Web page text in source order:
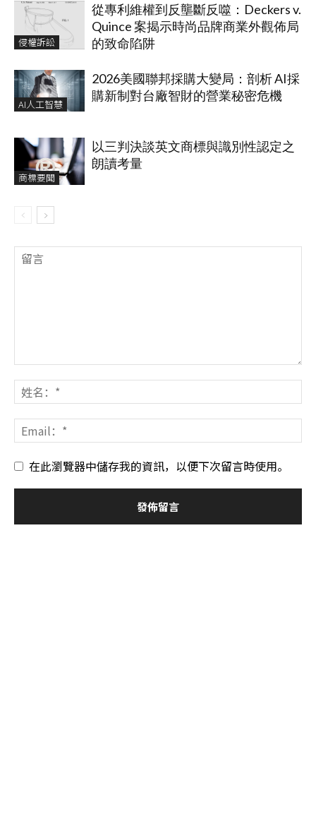
侵權訴訟
從專利維權到反壟斷反噬：Deckers v.
Quince 案揭示時尚品牌商業外觀佈局
的致命陷阱
AI人工智慧
2026美國聯邦採購大變局：剖析 AI採
購新制對台廠智財的營業秘密危機
商標要聞
以三判決談英文商標與識別性認定之
朗讀考量
在此瀏覽器中儲存我的資訊，以便下次留言時使用。